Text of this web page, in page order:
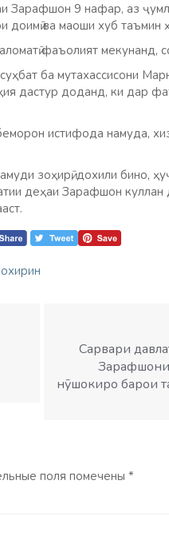
Зарафшон 9 нафар, аз
ва маоши хуб таъмин
фаъолият мекунанд,
ба мутахассисони
дастур доданд, ки дар
истифода намуда,
зоҳирӣ, дохили бино,
деҳаи Зарафшон
Сарвари
нӯшокиро барои
поля помечены *